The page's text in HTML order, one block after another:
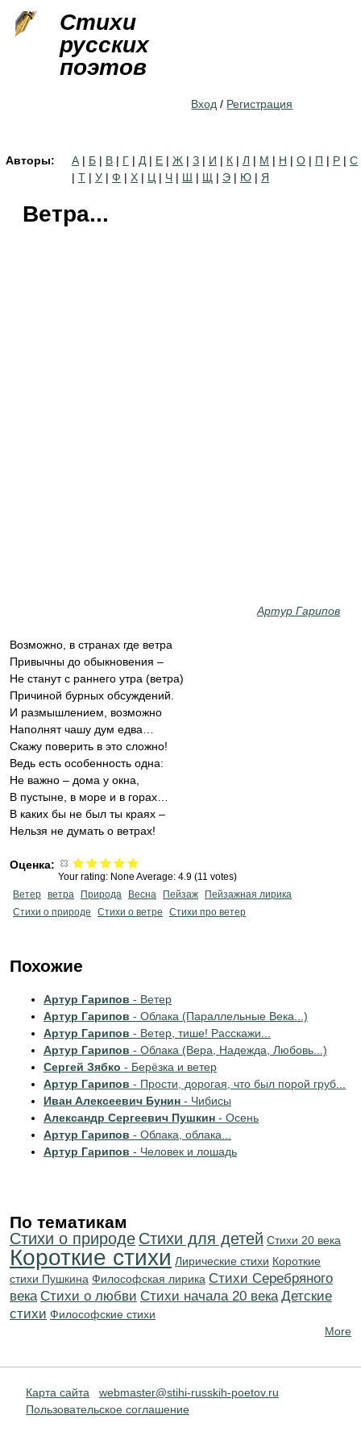
Стихи
русских
поэтов
Вход / Регистрация
Авторы: А | Б | В | Г | Д | Е | Ж | З | И | К | Л | М | Н | О | П | Р | С
| Т | У | Ф | Х | Ц | Ч | Ш | Щ | Э | Ю | Я
Ветра...
Артур Гарипов
Возможно, в странах где ветра
Привычны до обыкновения –
Не станут с раннего утра (ветра)
Причиной бурных обсуждений.
И размышлением, возможно
Наполнят чашу дум едва…
Скажу поверить в это сложно!
Ведь есть особенность одна:
Не важно – дома у окна,
В пустыне, в море и в горах…
В каких бы не был ты краях –
Нельзя не думать о ветрах!
Оценка:
Your rating: None Average: 4.9 (11 votes)
Ветер ветра Природа Весна Пейзаж
Пейзажная лирика
Стихи о природе
Стихи о ветре Стихи про ветер
Похожие
Артур Гарипов - Ветер
Артур Гарипов - Облака (Параллельные Века...)
Артур Гарипов - Ветер, тише! Расскажи...
Артур Гарипов - Облака (Вера, Надежда, Любовь...)
Сергей Зябко - Берёзка и ветер
Артур Гарипов - Прости, дорогая, что был порой груб...
Иван Алексеевич Бунин - Чибисы
Александр Сергеевич Пушкин - Осень
Артур Гарипов - Облака, облака...
Артур Гарипов - Человек и лошадь
По тематикам
Стихи о природе Стихи для детей Стихи 20 века
Короткие стихи Лирические стихи Короткие
стихи Пушкина Философская лирика Cтихи Серебряного
века Стихи о любви Cтихи начала 20 века Детские
стихи Философские стихи
More
Карта сайта
webmaster@stihi-russkih-poetov.ru
Пользовательское соглашение